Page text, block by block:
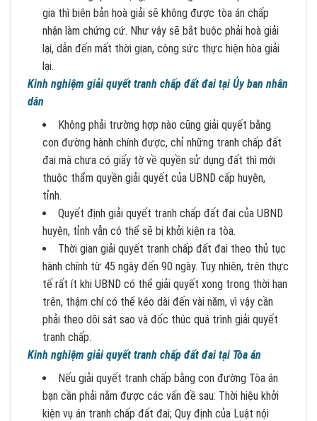
gia thì biên bản hoà giải sẽ không được tòa án chấp
nhận làm chứng cứ. Như vậy sẽ bắt buộc phải hoà giải
lại, dẫn đến mất thời gian, công sức thực hiện hòa giải
lại.
Kinh nghiệm giải quyết tranh chấp đất đai tại Ủy ban nhân
dân
Không phải trường hợp nào cũng giải quyết bằng
con đường hành chính được, chỉ những tranh chấp đất
đai mà chưa có giấy tờ về quyền sử dụng đất thì mới
thuộc thẩm quyền giải quyết của UBND cấp huyện,
tỉnh.
Quyết định giải quyết tranh chấp đất đai của UBND
huyện, tỉnh vẫn có thể sẽ bị khởi kiện ra tòa.
Thời gian giải quyết tranh chấp đất đai theo thủ tục
hành chính từ 45 ngày đến 90 ngày. Tuy nhiên, trên thực
tế rất ít khi UBND có thể giải quyết xong trong thời hạn
trên, thậm chí có thể kéo dài đến vài năm, vì vậy cần
phải theo dõi sát sao và đốc thúc quá trình giải quyết
tranh chấp.
Kinh nghiệm giải quyết tranh chấp đất đai tại Tòa án
Nếu giải quyết tranh chấp bằng con đường Tòa án
bạn cần phải nắm được các vấn đề sau: Thời hiệu khởi
kiện vụ án tranh chấp đất đai; Quy định của Luật nội